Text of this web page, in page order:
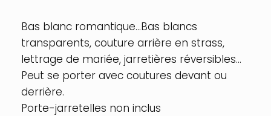
Couleur
Blanc
Bas blanc romantique…Bas blancs
transparents, couture arrière en strass,
lettrage de mariée, jarretières réversibles…
Peut se porter avec coutures devant ou
derrière.
Porte-jarretelles non inclus